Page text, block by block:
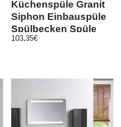
Küchenspüle Granit
Siphon Einbauspüle
Spülbecken Spüle
Granit 78×46
103,35€